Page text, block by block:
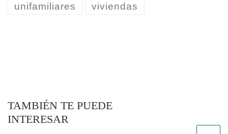
unifamiliares viviendas
TAMBIÉN TE PUEDE
INTERESAR